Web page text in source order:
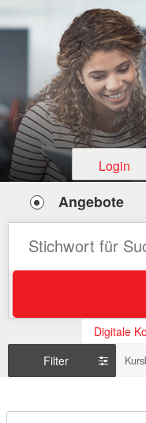
Login
Angebote
Digitale
Filter